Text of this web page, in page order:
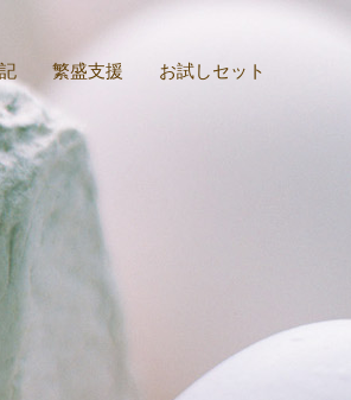
繁盛支援 お試しセット